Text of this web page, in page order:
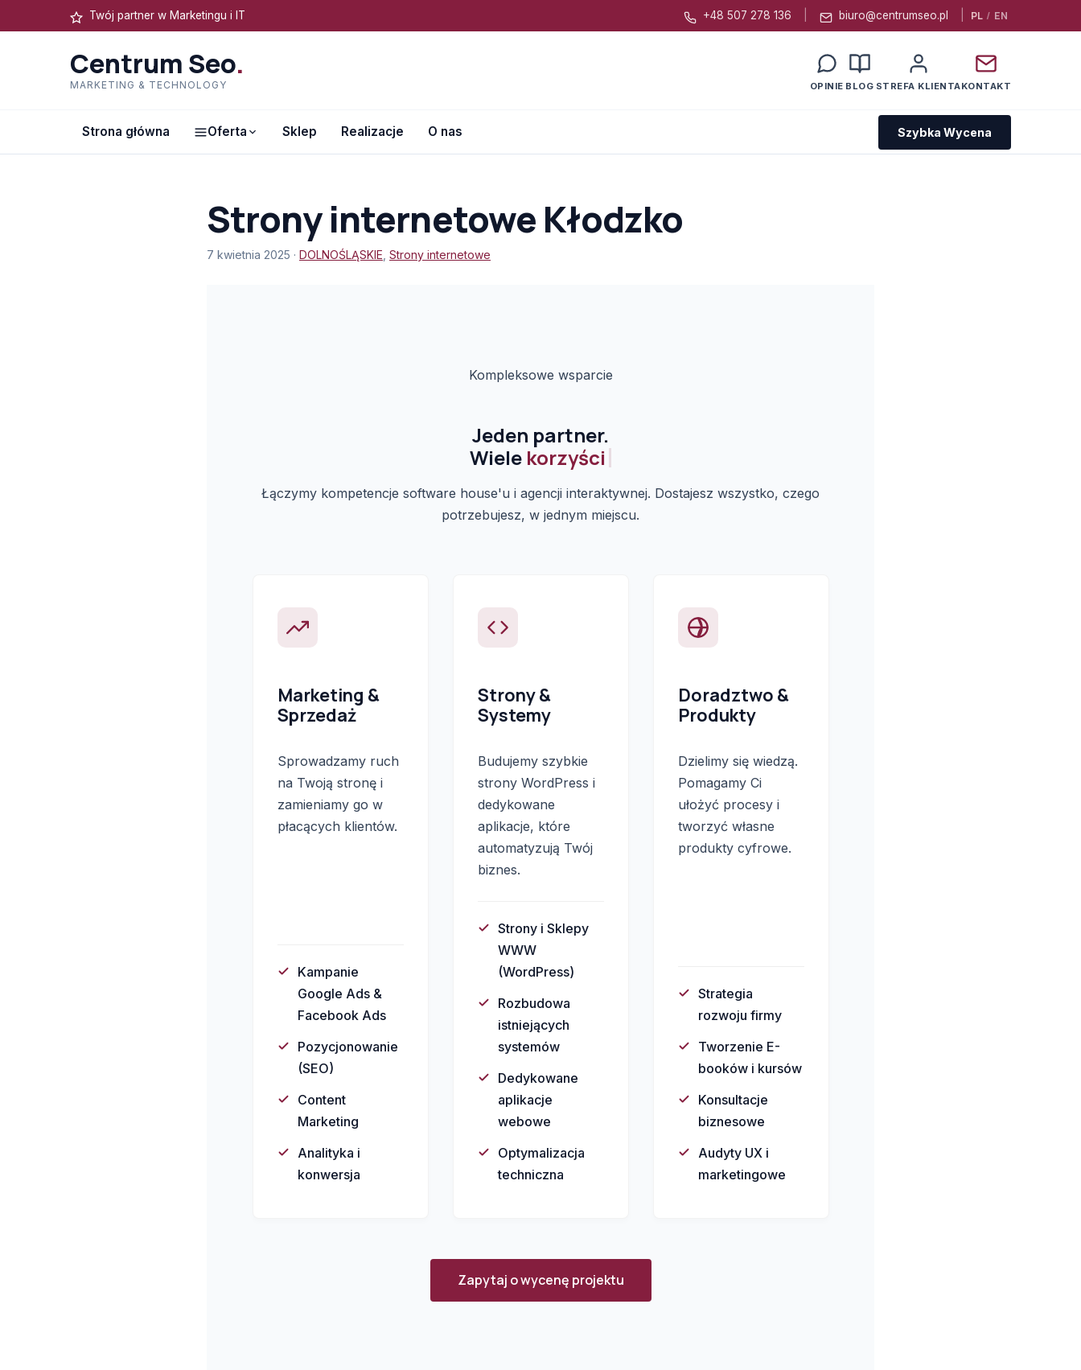
Twój partner w Marketingu i IT +48 507 278 136 biuro@centrumseo.pl PL / EN
Centrum Seo.
MARKETING & TECHNOLOGY OPINIE BLOG STREFA KLIENTAKONTAKT
Strona główna Oferta Sklep Realizacje O nas Szybka Wycena
Strony internetowe Kłodzko
7 kwietnia 2025 · DOLNOŚLĄSKIE Strony internetowe
Kompleksowe wsparcie
Jeden partner.
Wiele korzyści.
Łączymy kompetencje software house'u i agencji interaktywnej. Dostajesz wszystko, czego
potrzebujesz, w jednym miejscu.
Marketing &
Sprzedaż
Sprowadzamy ruch
na Twoją stronę i
zamieniamy go w
płacących klientów.
Kampanie
Google Ads &
Facebook Ads
Pozycjonowanie
(SEO)
Content
Marketing
Analityka i
konwersja
Strony &
Systemy
Budujemy szybkie
strony WordPress i
dedykowane
aplikacje, które
automatyzują Twój
biznes.
Strony i Sklepy
WWW
(WordPress)
Rozbudowa
istniejących
systemów
Dedykowane
aplikacje
webowe
Optymalizacja
techniczna
Doradztwo &
Produkty
Dzielimy się wiedzą.
Pomagamy Ci
ułożyć procesy i
tworzyć własne
produkty cyfrowe.
Strategia
rozwoju firmy
Tworzenie E-
booków i kursów
Konsultacje
biznesowe
Audyty UX i
marketingowe
Zapytaj o wycenę projektu